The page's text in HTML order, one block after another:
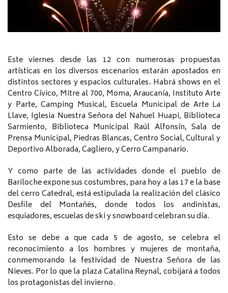
Este viernes desde las 12 con numerosas propuestas
artísticas en los diversos escenarios estarán apostados en
distintos sectores y espacios culturales. Habrá shows en el
Centro Cívico, Mitre al 700, Moma, Araucanía, Instituto Arte
y Parte, Camping Musical, Escuela Municipal de Arte La
Llave, Iglesia Nuestra Señora del Nahuel Huapi, Biblioteca
Sarmiento, Biblioteca Municipal Raúl Alfonsín, Sala de
Prensa Municipal, Piedras Blancas, Centro Social, Cultural y
Deportivo Alborada, Cagliero, y Cerro Campanario.
Y como parte de las actividades donde el pueblo de
Bariloche expone sus costumbres, para hoy a las 17 e la base
del cerro Catedral, está estipulada la realización del clásico
Desfile del Montañés, donde todos los andinistas,
esquiadores, escuelas de ski y snowboard celebran su día.
Esto se debe a que cada 5 de agosto, se celebra el
reconocimiento a los hombres y mujeres de montaña,
conmemorando la festividad de Nuestra Señora de las
Nieves. Por lo que la plaza Catalina Reynal, cobijará a todos
los protagonistas del invierno.